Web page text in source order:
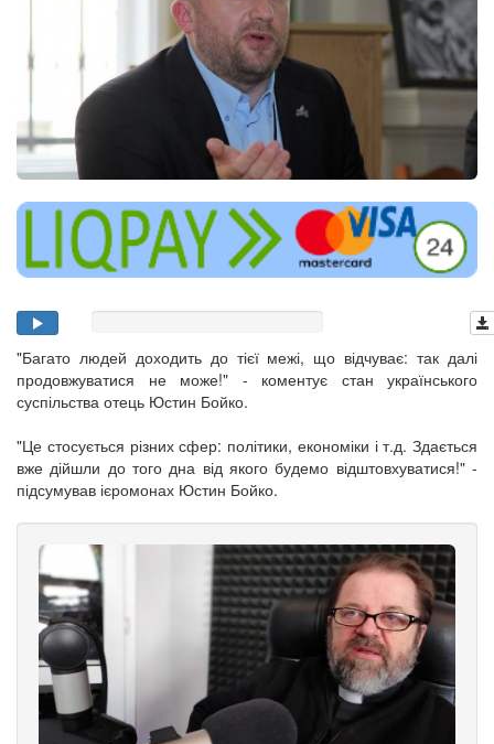
"Багато людей доходить до тієї межі, що відчуває: так далі
продовжуватися не може!" - коментує стан українського
суспільства отець Юстин Бойко.
"Це стосується різних сфер: політики, економіки і т.д. Здається
вже дійшли до того дна від якого будемо відштовхуватися!" -
підсумував ієромонах Юстин Бойко.